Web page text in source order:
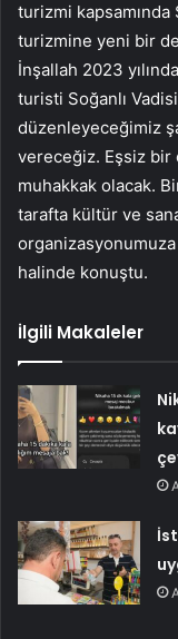
turizmi
turizmine yeni bir
İnşallah 2023
turisti Soğanlı
düzenleyeceğimiz
vereceğiz. Eşsiz bir
muhakkak olacak.
tarafta kültür ve
organizasyonumuza
halinde konuştu.
İlgili Makaleler